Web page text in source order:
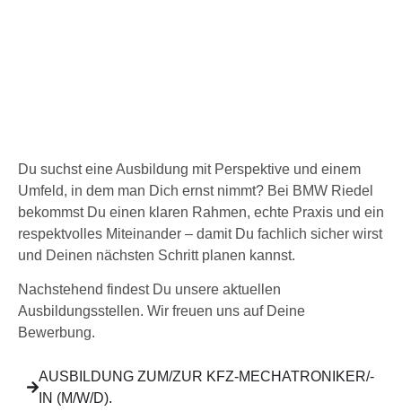
Du suchst eine Ausbildung mit Perspektive und einem
Umfeld, in dem man Dich ernst nimmt? Bei BMW Riedel
bekommst Du einen klaren Rahmen, echte Praxis und ein
respektvolles Miteinander – damit Du fachlich sicher wirst
und Deinen nächsten Schritt planen kannst.
Nachstehend findest Du unsere aktuellen
Ausbildungsstellen. Wir freuen uns auf Deine
Bewerbung.
AUSBILDUNG ZUM/ZUR KFZ-MECHATRONIKER/-
IN (M/W/D).